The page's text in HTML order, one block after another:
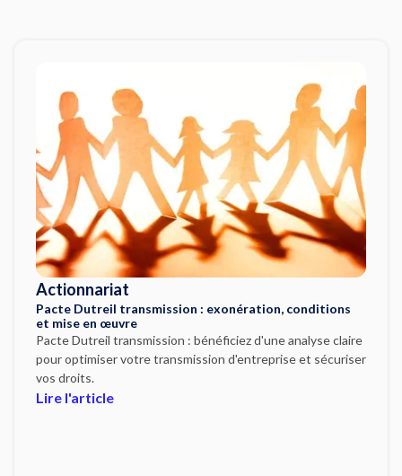
Actionnariat
Pacte Dutreil transmission : exonération, conditions
et mise en œuvre
Pacte Dutreil transmission : bénéficiez d'une analyse claire
pour optimiser votre transmission d'entreprise et sécuriser
vos droits.
Lire l'article